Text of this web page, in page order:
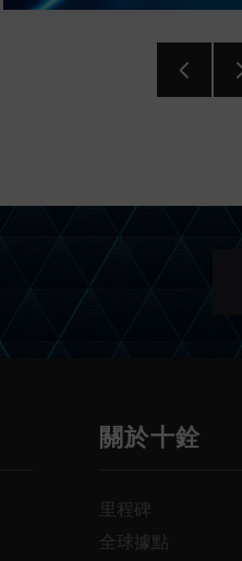
關於十銓
里程碑
全球據點